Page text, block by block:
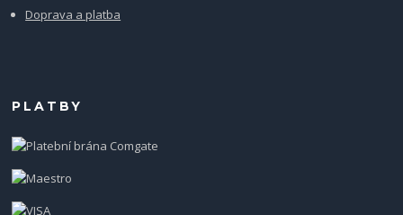
Doprava a platba
PLATBY